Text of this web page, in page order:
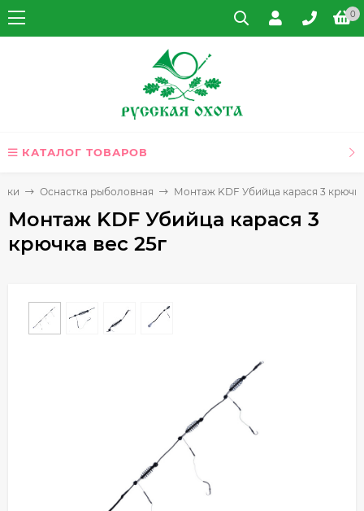
0
КАТАЛОГ ТОВАРОВ
Оснастка рыболовная Монтаж KDF Убийца карася 3
Монтаж KDF Убийца карася 3
крючка вес 25г